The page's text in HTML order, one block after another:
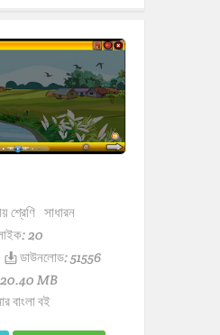
শ্রেণি সাধারন
20
ডাউনলোড: 51556
MB
বাংলা বই